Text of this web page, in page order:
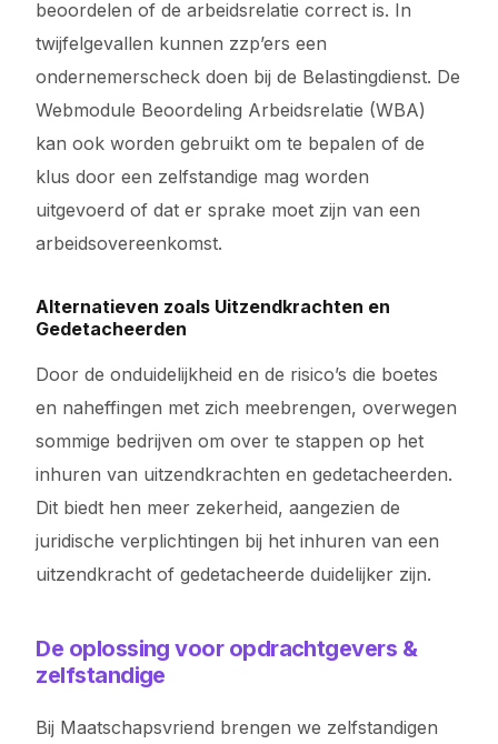
beoordelen of de arbeidsrelatie correct is. In
twijfelgevallen kunnen zzp’ers een
ondernemerscheck doen bij de Belastingdienst. De
Webmodule Beoordeling Arbeidsrelatie (WBA)
kan ook worden gebruikt om te bepalen of de
klus door een zelfstandige mag worden
uitgevoerd of dat er sprake moet zijn van een
arbeidsovereenkomst.
Alternatieven zoals Uitzendkrachten en
Gedetacheerden
Door de onduidelijkheid en de risico’s die boetes
en naheffingen met zich meebrengen, overwegen
sommige bedrijven om over te stappen op het
inhuren van uitzendkrachten en gedetacheerden.
Dit biedt hen meer zekerheid, aangezien de
juridische verplichtingen bij het inhuren van een
uitzendkracht of gedetacheerde duidelijker zijn.
De oplossing voor opdrachtgevers &
zelfstandige
Bij Maatschapsvriend brengen we zelfstandigen